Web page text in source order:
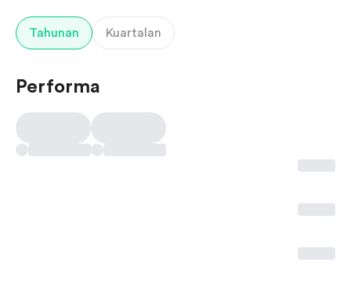
Tahunan Kuartalan
Performa